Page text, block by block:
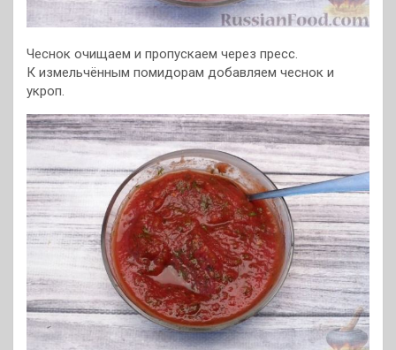
Чеснок очищаем и пропускаем через пресс.
К измельчённым помидорам добавляем чеснок и
укроп.